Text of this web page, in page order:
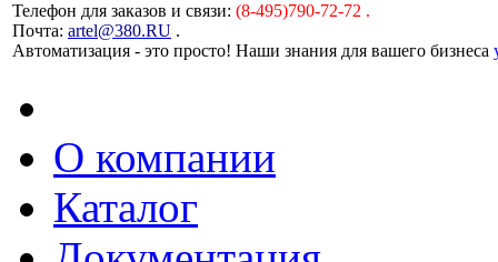
Телефон для заказов и связи: (8-495)790-72-72 .
Почта: artel@380.RU .
Автоматизация - это просто! Наши знания для вашего бизнеса
О компании
Каталог